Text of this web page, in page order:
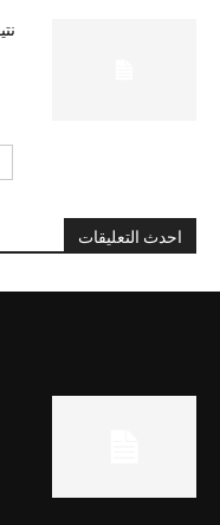
احدث التعليقات